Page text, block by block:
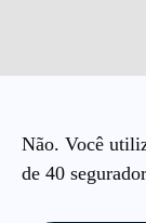
Não. Você
de 40